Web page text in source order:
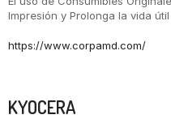
Impresión y Prolonga la vida
https://www.corpamd.com/
KYOCERA